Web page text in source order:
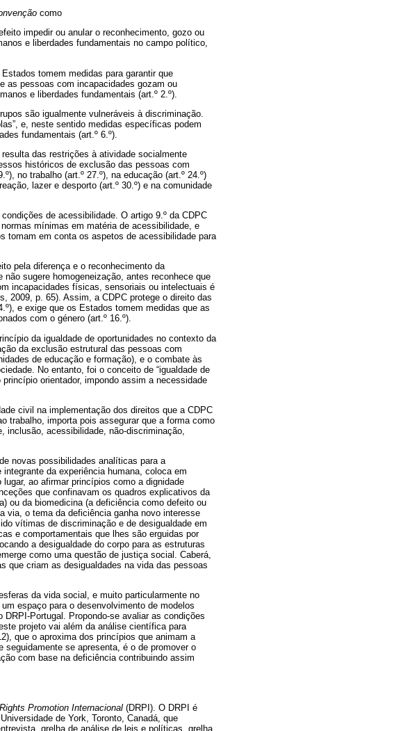
como
impedir ou anular o reconhecimento, gozo ou
e liberdades fundamentais no campo político,
tomem medidas para garantir que
as pessoas com incapacidades gozam ou
e liberdades fundamentais (art.º 2.º).
são igualmente vulneráveis à discriminação.
e, neste sentido medidas específicas podem
fundamentais (art.º 6.º).
das restrições à atividade socialmente
históricos de exclusão das pessoas com
no trabalho (art.º 27.º), na educação (art.º 24.º)
lazer e desporto (art.º 30.º) e na comunidade
de acessibilidade. O artigo 9.º da CDPC
mínimas em matéria de acessibilidade, e
tomam em conta os aspetos de acessibilidade para
pela diferença e o reconhecimento da
sugere homogeneização, antes reconhece que
incapacidades físicas, sensoriais ou intelectuais é
2009, p. 65). Assim, a CDPC protege o direito das
e exige que os Estados tomem medidas que as
com o género (art.º 16.º).
da igualdade de oportunidades no contexto da
da exclusão estrutural das pessoas com
de educação e formação), e o combate às
No entanto, foi o conceito de “igualdade de
orientador, impondo assim a necessidade
civil na implementação dos direitos que a CDPC
trabalho, importa pois assegurar que a forma como
acessibilidade, não-discriminação,
novas possibilidades analíticas para a
da experiência humana, coloca em
ao afirmar princípios como a dignidade
que confinavam os quadros explicativos da
ou da biomedicina (a deficiência como defeito ou
via, o tema da deficiência ganha novo interesse
vítimas de discriminação e de desigualdade em
e comportamentais que lhes são erguidas por
a desigualdade do corpo para as estruturas
como uma questão de justiça social. Caberá,
que criam as desigualdades na vida das pessoas
da vida social, e muito particularmente no
um espaço para o desenvolvimento de modelos
Portugal. Propondo-se avaliar as condições
projeto vai além da análise científica para
que o aproxima dos princípios que animam a
se apresenta, é o de promover o
com base na deficiência contribuindo assim
Promotion Internacional (DRPI). O DRPI é
de York, Toronto, Canadá, que
grelha de análise de leis e políticas, grelha